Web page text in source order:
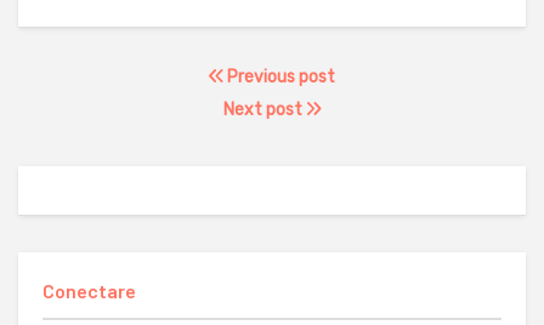
Previous post
Next post
Conectare